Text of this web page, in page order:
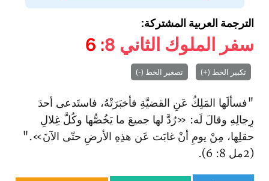
الترجمة العربية المشتركة:
سفر الملوك الثاني 8
: 6
تكبير الخط (+) تصغير الخط (-)
"فسألَها المَلِكُ عَنِ القضيَّةِ فأخبَرَتْهُ، فا‏ستَدعى أحدَ
رِجالِهِ وقالَ لَه: «رُدَّ لها جميعَ ما يَخُصُّها وكُلَّ غِلالِ
حقلِها، مِنْ يومِ أنْ غابَت عَن هذِهِ الأرضِ حتّى الآنَ»."
(2مل 8: 6).